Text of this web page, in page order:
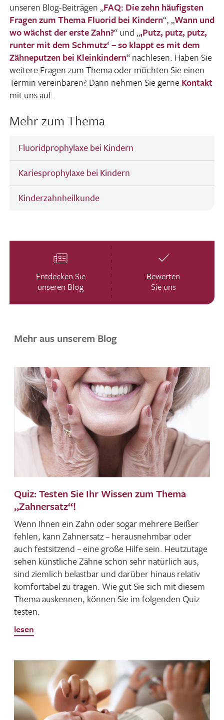
unseren Blog-Beiträgen „FAQ: Die zehn häufigsten
Fragen zum Thema Fluorid bei Kindern“, „Wann und
wo wächst der erste Zahn?“ und „‚Putz, putz, putz,
runter mit dem Schmutz‘ – so klappt es mit dem
Zähne­putzen bei Klein­kin­dern“ nach­lesen. Haben Sie
weitere Fragen zum Thema oder möchten Sie einen
Termin verein­baren? Dann nehmen Sie gerne Kontakt
mit uns auf.
Mehr zum Thema
Fluoridprophylaxe bei Kindern
Kariesprophylaxe bei Kindern
Kinderzahnheilkunde
Entdecken Sie
unseren Blog
Bewerten
Sie uns
Mehr aus unserem Blog
Quiz: Testen Sie Ihr Wissen zum Thema
„Zahnersatz“!
Wenn Ihnen ein Zahn oder sogar mehrere Beißer
fehlen, kann Zahn­ersatz – heraus­nehmbar oder
auch fest­sit­zend – eine große Hilfe sein. Heut­zu­tage
sehen künst­liche Zähne schon sehr natür­lich aus,
sind ziem­lich belastbar und darüber hinaus relativ
komfor­tabel zu tragen. Wie gut Sie sich mit diesem
Thema auskennen, können Sie im folgenden Quiz
testen.
lesen